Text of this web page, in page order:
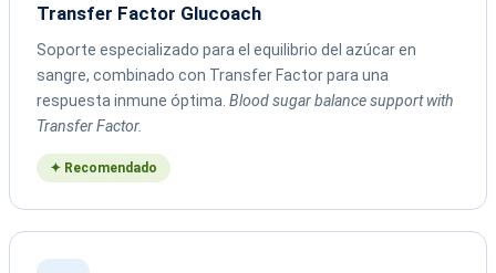
Transfer Factor Glucoach
Soporte especializado para el equilibrio del azúcar en
sangre, combinado con Transfer Factor para una
respuesta inmune óptima. Blood sugar balance support with
Transfer Factor.
✦ Recomendado